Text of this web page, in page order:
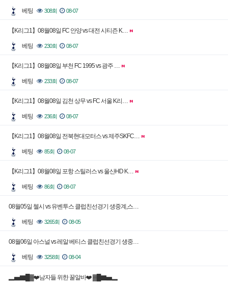
베팅 308회 08-07
【K리그1】08월08일 FC 안양 vs 대전 시티즌 K…
베팅 230회 08-07
【K리그1】08월08일 부천 FC 1995 vs 광주 …
베팅 233회 08-07
【K리그1】08월08일 김천 상무 vs FC 서울 K리…
베팅 236회 08-07
【K리그1】08월08일 전북현대모터스 vs 제주SKFC…
베팅 85회 08-07
【K리그1】08월08일 포항 스틸러스 vs 울산HD K…
베팅 86회 08-07
08월05일 첼시 vs 유벤투스 클럽친선경기 생중계,스…
베팅 3265회 08-05
08월06일 아스널 vs 레알 베티스 클럽친선경기 생중…
베팅 3258회 08-04
▂▅▇█▓❤️남자들 위한 꿀알바❤️ ▓█▇▅▂